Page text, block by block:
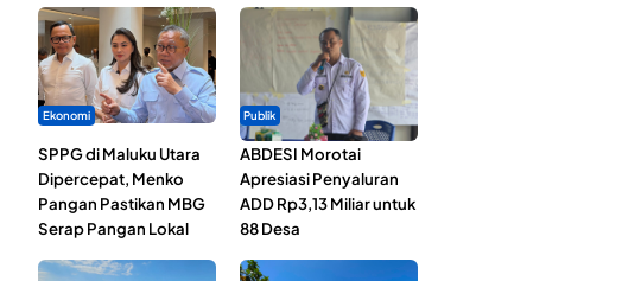
Ekonomi
SPPG di Maluku Utara
Dipercepat, Menko
Pangan Pastikan MBG
Serap Pangan Lokal
Publik
ABDESI Morotai
Apresiasi Penyaluran
ADD Rp3,13 Miliar untuk
88 Desa